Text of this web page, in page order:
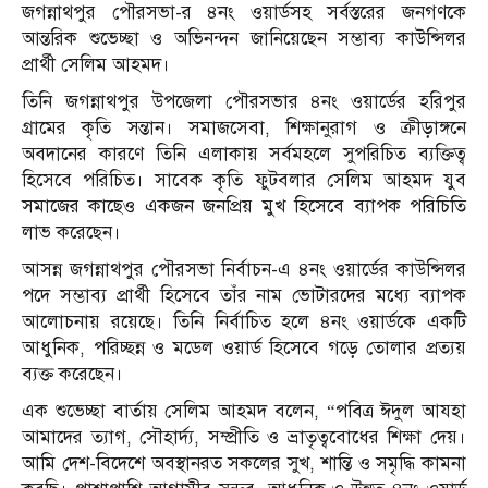
জগন্নাথপুর পৌরসভা-র ৪নং ওয়ার্ডসহ সর্বস্তরের জনগণকে
আন্তরিক শুভেচ্ছা ও অভিনন্দন জানিয়েছেন সম্ভাব্য কাউন্সিলর
প্রার্থী সেলিম আহমদ।
তিনি জগন্নাথপুর উপজেলা পৌরসভার ৪নং ওয়ার্ডের হরিপুর
গ্রামের কৃতি সন্তান। সমাজসেবা, শিক্ষানুরাগ ও ক্রীড়াঙ্গনে
অবদানের কারণে তিনি এলাকায় সর্বমহলে সুপরিচিত ব্যক্তিত্ব
হিসেবে পরিচিত। সাবেক কৃতি ফুটবলার সেলিম আহমদ যুব
সমাজের কাছেও একজন জনপ্রিয় মুখ হিসেবে ব্যাপক পরিচিতি
লাভ করেছেন।
আসন্ন জগন্নাথপুর পৌরসভা নির্বাচন-এ ৪নং ওয়ার্ডের কাউন্সিলর
পদে সম্ভাব্য প্রার্থী হিসেবে তাঁর নাম ভোটারদের মধ্যে ব্যাপক
আলোচনায় রয়েছে। তিনি নির্বাচিত হলে ৪নং ওয়ার্ডকে একটি
আধুনিক, পরিচ্ছন্ন ও মডেল ওয়ার্ড হিসেবে গড়ে তোলার প্রত্যয়
ব্যক্ত করেছেন।
এক শুভেচ্ছা বার্তায় সেলিম আহমদ বলেন, “পবিত্র ঈদুল আযহা
আমাদের ত্যাগ, সৌহার্দ্য, সম্প্রীতি ও ভ্রাতৃত্ববোধের শিক্ষা দেয়।
আমি দেশ-বিদেশে অবস্থানরত সকলের সুখ, শান্তি ও সমৃদ্ধি কামনা